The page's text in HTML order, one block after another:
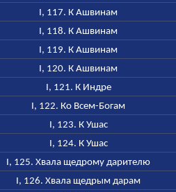
I, 117. К Ашвинам
I, 118. К Ашвинам
I, 119. К Ашвинам
I, 120. К Ашвинам
I, 121. К Индре
I, 122. Ко Всем-Богам
I, 123. К Ушас
I, 124. К Ушас
I, 125. Хвала щедрому дарителю
I, 126. Хвала щедрым дарам